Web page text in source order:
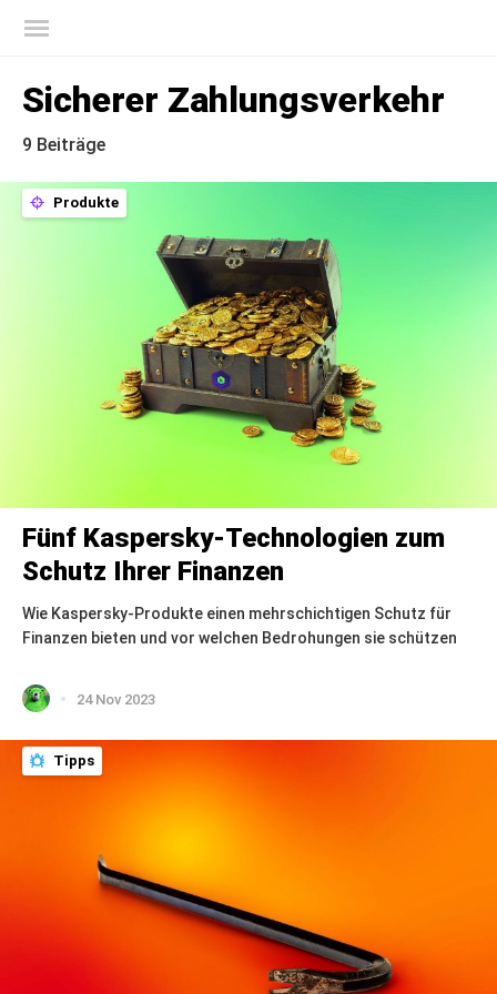
Sicherer Zahlungsverkehr
9 Beiträge
Produkte
Fünf Kaspersky-Technologien zum
Schutz Ihrer Finanzen
Wie Kaspersky-Produkte einen mehrschichtigen Schutz für
Finanzen bieten und vor welchen Bedrohungen sie schützen
24 Nov 2023
Tipps